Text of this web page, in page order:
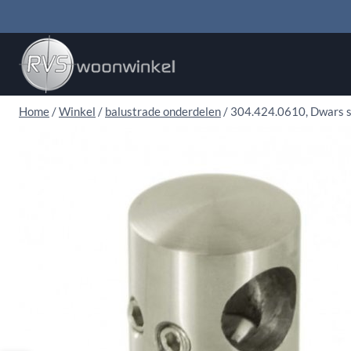
naar
inhoud
Home /Winkel / balustrade onderdelen / 304.424.0610, Dwars